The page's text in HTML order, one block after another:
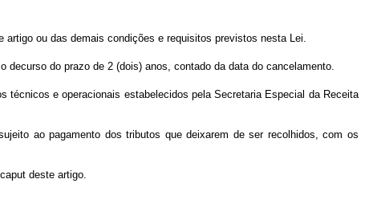
artigo ou das demais condições e requisitos previstos nesta Lei.
do prazo de 2 (dois) anos, contado da data do cancelamento.
e operacionais estabelecidos pela Secretaria Especial da Receita
ao pagamento dos tributos que deixarem de ser recolhidos, com os
caputdeste artigo.